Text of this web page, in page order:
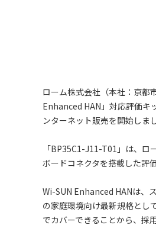
ローム株式会社（本社：京都
Enhanced HAN」対応評価キ
ンターネット販売を開始しま
「BP35C1-J11-T01」は、
ボードコネクタを搭載した評
Wi-SUN Enhanced HANは、
の家庭環境向け最新規格とし
でカバーできることから、採